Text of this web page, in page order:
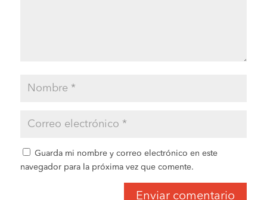
Guarda mi nombre y correo electrónico en este
navegador para la próxima vez que comente.